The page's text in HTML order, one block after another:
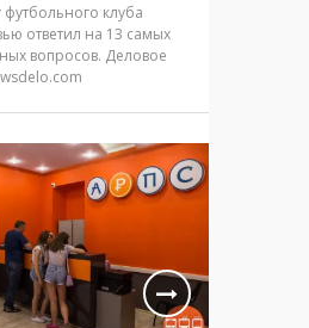
клуба
ответил на 13 самых
вопросов. Деловое